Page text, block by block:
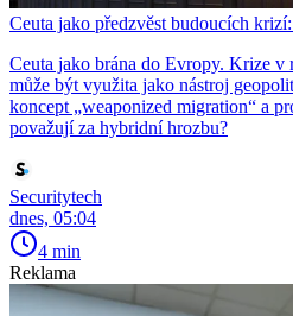
Ceuta jako předzvěst budoucích
Ceuta jako brána do Evropy. Krize v
může být využita jako nástroj
koncept „weaponized migration“ a
považují za hybridní hrozbu?
Securitytech
dnes, 05:04
4 min
Reklama